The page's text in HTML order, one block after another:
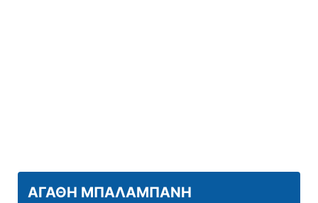
ΑΓΑΘΗ ΜΠΑΛΑΜΠΑΝΗ